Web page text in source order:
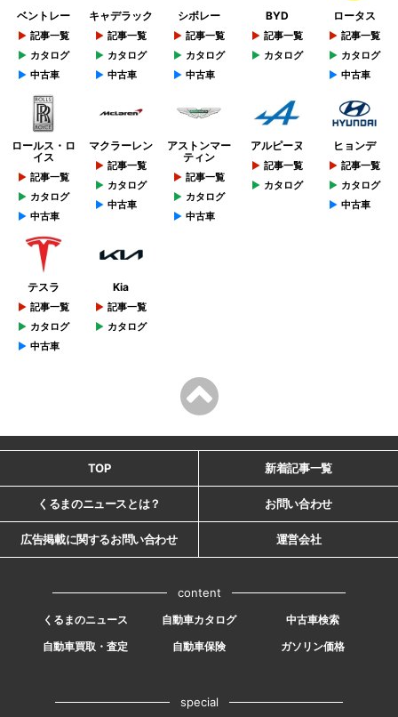
ベントレー
記事一覧
カタログ
中古車
キャデラック
記事一覧
カタログ
中古車
シボレー
記事一覧
カタログ
中古車
BYD
記事一覧
カタログ
ロータス
記事一覧
カタログ
中古車
ロールス・ロ
イス
記事一覧
カタログ
中古車
マクラーレン
記事一覧
カタログ
中古車
アストンマー
ティン
記事一覧
カタログ
中古車
アルピーヌ
記事一覧
カタログ
ヒョンデ
記事一覧
カタログ
中古車
テスラ
記事一覧
カタログ
中古車
Kia
記事一覧
カタログ
TOP 新着記事一覧
くるまのニュースとは？ お問い合わせ
広告掲載に関するお問い合わせ 運営会社
content
くるまのニュース 自動車カタログ
中古車検索
自動車買取・査定
自動車保険 ガソリン価格
special